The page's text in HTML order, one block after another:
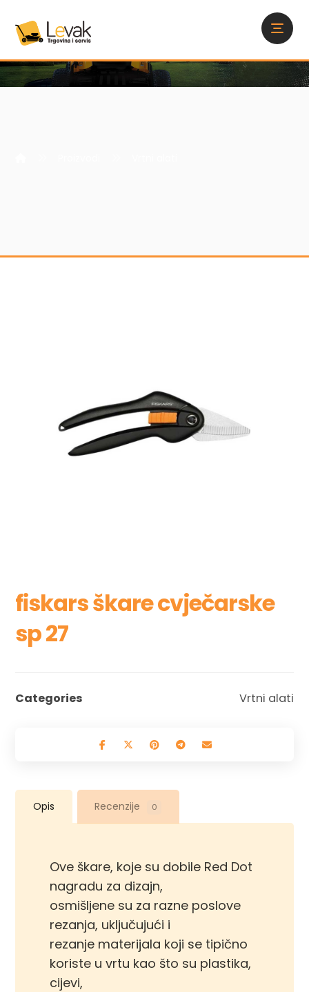
fiskars škare cvječarske
sp 27
Categories Vrtni alati
Opis Recenzije 0
Ove škare, koje su dobile Red Dot
nagradu za dizajn,
osmišljene su za razne poslove
rezanja, uključujući i
rezanje materijala koji se tipično
koriste u vrtu kao što su plastika,
cijevi,